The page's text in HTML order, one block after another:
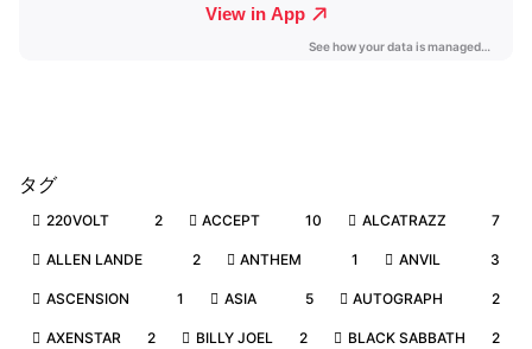
タグ
220VOLT 2 ACCEPT 10 ALCATRAZZ 7
ALLEN LANDE 2 ANTHEM 1 ANVIL 3
ASCENSION 1 ASIA 5 AUTOGRAPH 2
AXENSTAR 2 BILLY JOEL 2 BLACK SABBATH 2